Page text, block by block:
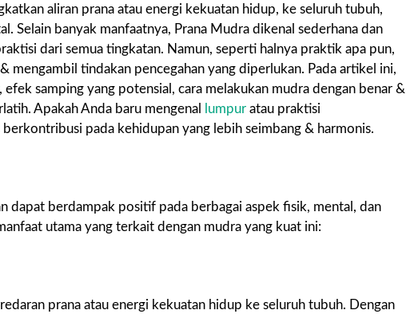
aliran prana atau energi kekuatan hidup, ke seluruh tubuh,
Selain banyak manfaatnya, Prana Mudra dikenal sederhana dan
dari semua tingkatan. Namun, seperti halnya praktik apa pun,
mengambil tindakan pencegahan yang diperlukan. Pada artikel ini,
, efek samping yang potensial, cara melakukan mudra dengan benar &
Apakah Anda baru mengenal
lumpur atau praktisi
berkontribusi pada kehidupan yang lebih seimbang & harmonis.
dapat berdampak positif pada berbagai aspek fisik, mental, dan
utama yang terkait dengan mudra yang kuat ini:
prana atau energi kekuatan hidup ke seluruh tubuh. Dengan